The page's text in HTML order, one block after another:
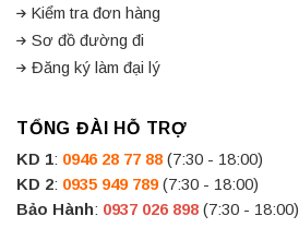
Kiểm tra đơn hàng
Sơ đồ đường đi
Đăng ký làm đại lý
TỔNG ĐÀI HỖ TRỢ
KD 1: 0946 28 77 88 (7:30 - 18:00)
KD 2: 0935 949 789 (7:30 - 18:00)
Bảo Hành: 0937 026 898 (7:30 - 18:00)